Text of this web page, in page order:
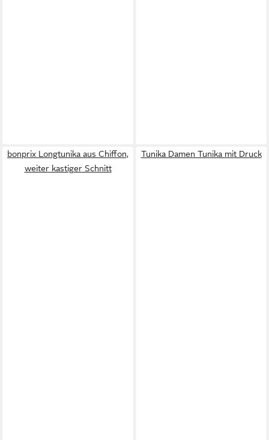
bonprix Longtunika aus Chiffon,
weiter kastiger Schnitt
Tunika Damen Tunika mit Druck